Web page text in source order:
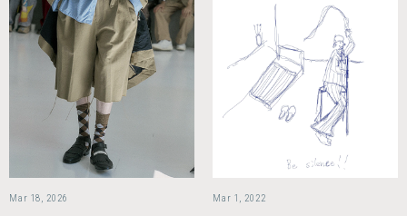
Mar 18, 2026 Mar 1, 2022